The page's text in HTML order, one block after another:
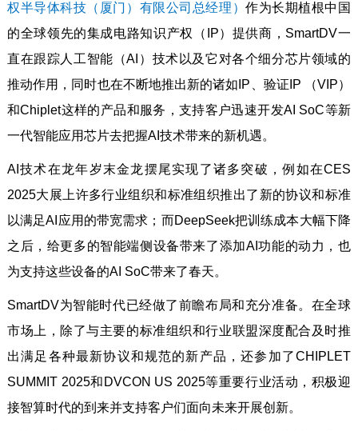
权半导体科技（厦门）有限公司总经理）作为长期植根中国
的全球领先的集成电路知识产权（IP）提供商，SmartDV一
直在跟踪人工智能（AI）技术以及它对各个细分芯片领域的
推动作用，同时也在不断地推出新的诸如IP、验证IP （VIP）
和Chiplet这样的产品和服务，支持客户迅速开发AI SoC等新
一代智能应用芯片去把握AI技术带来的新机遇。
AI技术在龙年岁末金龙摆尾实现了诸多突破，例如在CES
2025大展上许多行业组织和标准组织推出了新的协议和标准
以满足AI应用的带宽需求；而DeepSeek把训练成本大幅下降
之后，给更多的智能端侧设备带来了添加AI功能的动力，也
为支持这些设备的AI SoC带来了春天。
SmartDV为智能时代已经做了前瞻布局和充分准备。在全球
市场上，除了与主要的标准组织和行业联盟深度配合及时推
出满足各种最新协议和规范的新产品，还参加了CHIPLET
SUMMIT 2025和DVCON US 2025等重要行业活动，积极迎
接智算时代的到来并支持客户们面向未来开展创新。